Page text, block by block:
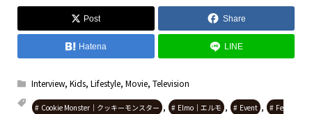
Post Share
Hatena LINE
Interview, Kids, Lifestyle, Movie, Television
Cookie Monster｜クッキーモンスター , Elmo｜エルモ , Event ,
Fe